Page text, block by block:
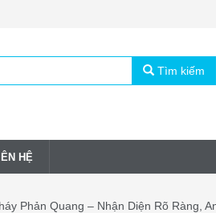
Tìm kiếm
HỆ
Phản Quang – Nhận Diện Rõ Ràng,